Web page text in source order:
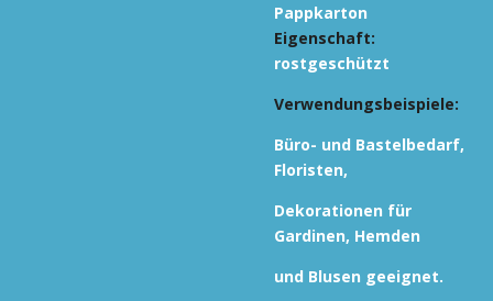
Pappkarton
Eigenschaft:
rostgeschützt
Verwendungsbeispiele:
Büro- und Bastelbedarf,
Floristen,
Dekorationen für
Gardinen, Hemden
und Blusen geeignet.